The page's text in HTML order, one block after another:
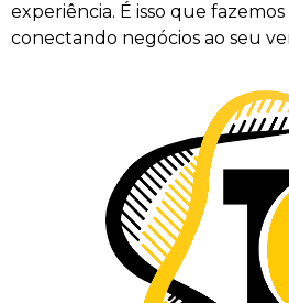
experiência. É isso que fazemos
conectando negócios ao seu